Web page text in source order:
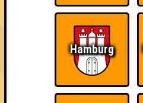
Wiederzehn macht
Freude
Knapp
Hamburg